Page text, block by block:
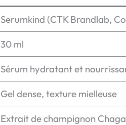
Serumkind (CTK Brandlab,
30 ml
Sérum hydratant et
Gel dense, texture mielleuse
Extrait de champignon